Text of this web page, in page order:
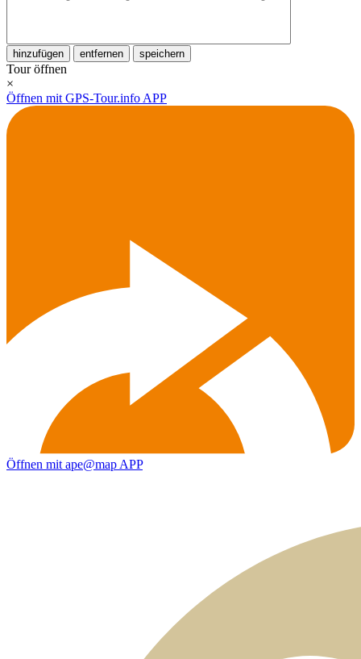
hinzufügen entfernen speichern
Tour öffnen
×
Öffnen mit GPS-Tour.info APP
Öffnen mit ape@map APP